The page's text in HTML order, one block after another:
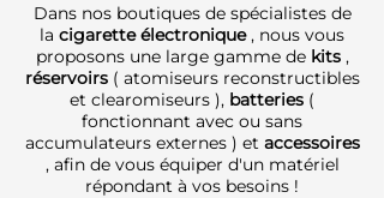
Dans nos boutiques de spécialistes de
la cigarette électronique, nous vous
proposons une large gamme de kits ,
réservoirs ( atomiseurs reconstructibles
et clearomiseurs ), batteries (
fonctionnant avec ou sans
accumulateurs externes ) et accessoires
, afin de vous équiper d'un matériel
répondant à vos besoins !